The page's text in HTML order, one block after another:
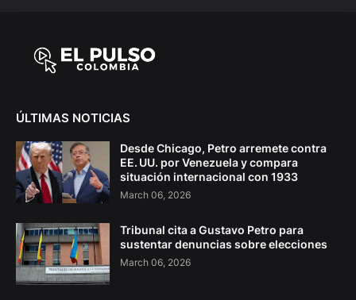
ÚLTIMAS NOTICIAS
Desde Chicago, Petro arremete contra
EE. UU. por Venezuela y compara
situación internacional con 1933
March 06, 2026
Tribunal cita a Gustavo Petro para
sustentar denuncias sobre elecciones
March 06, 2026